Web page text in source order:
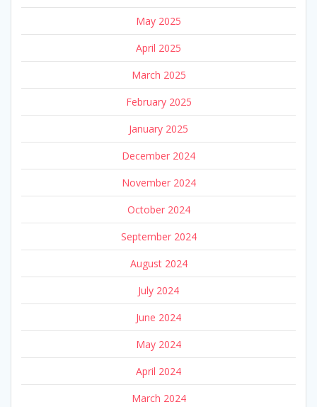
May 2025
April 2025
March 2025
February 2025
January 2025
December 2024
November 2024
October 2024
September 2024
August 2024
July 2024
June 2024
May 2024
April 2024
March 2024